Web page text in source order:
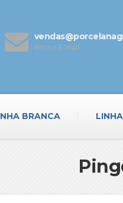
Nosso E-mail
BRANCA